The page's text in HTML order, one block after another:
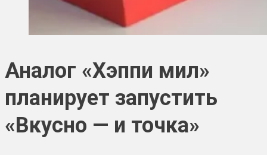
Аналог «Хэппи мил»
планирует запустить
«Вкусно — и точка»